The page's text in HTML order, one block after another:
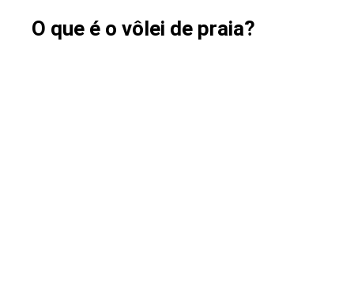
O que é o vôlei de praia?